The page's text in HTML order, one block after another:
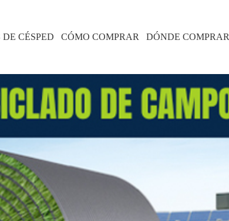
CÉSPED CÓMO COMPRAR DÓNDE COMPRAR